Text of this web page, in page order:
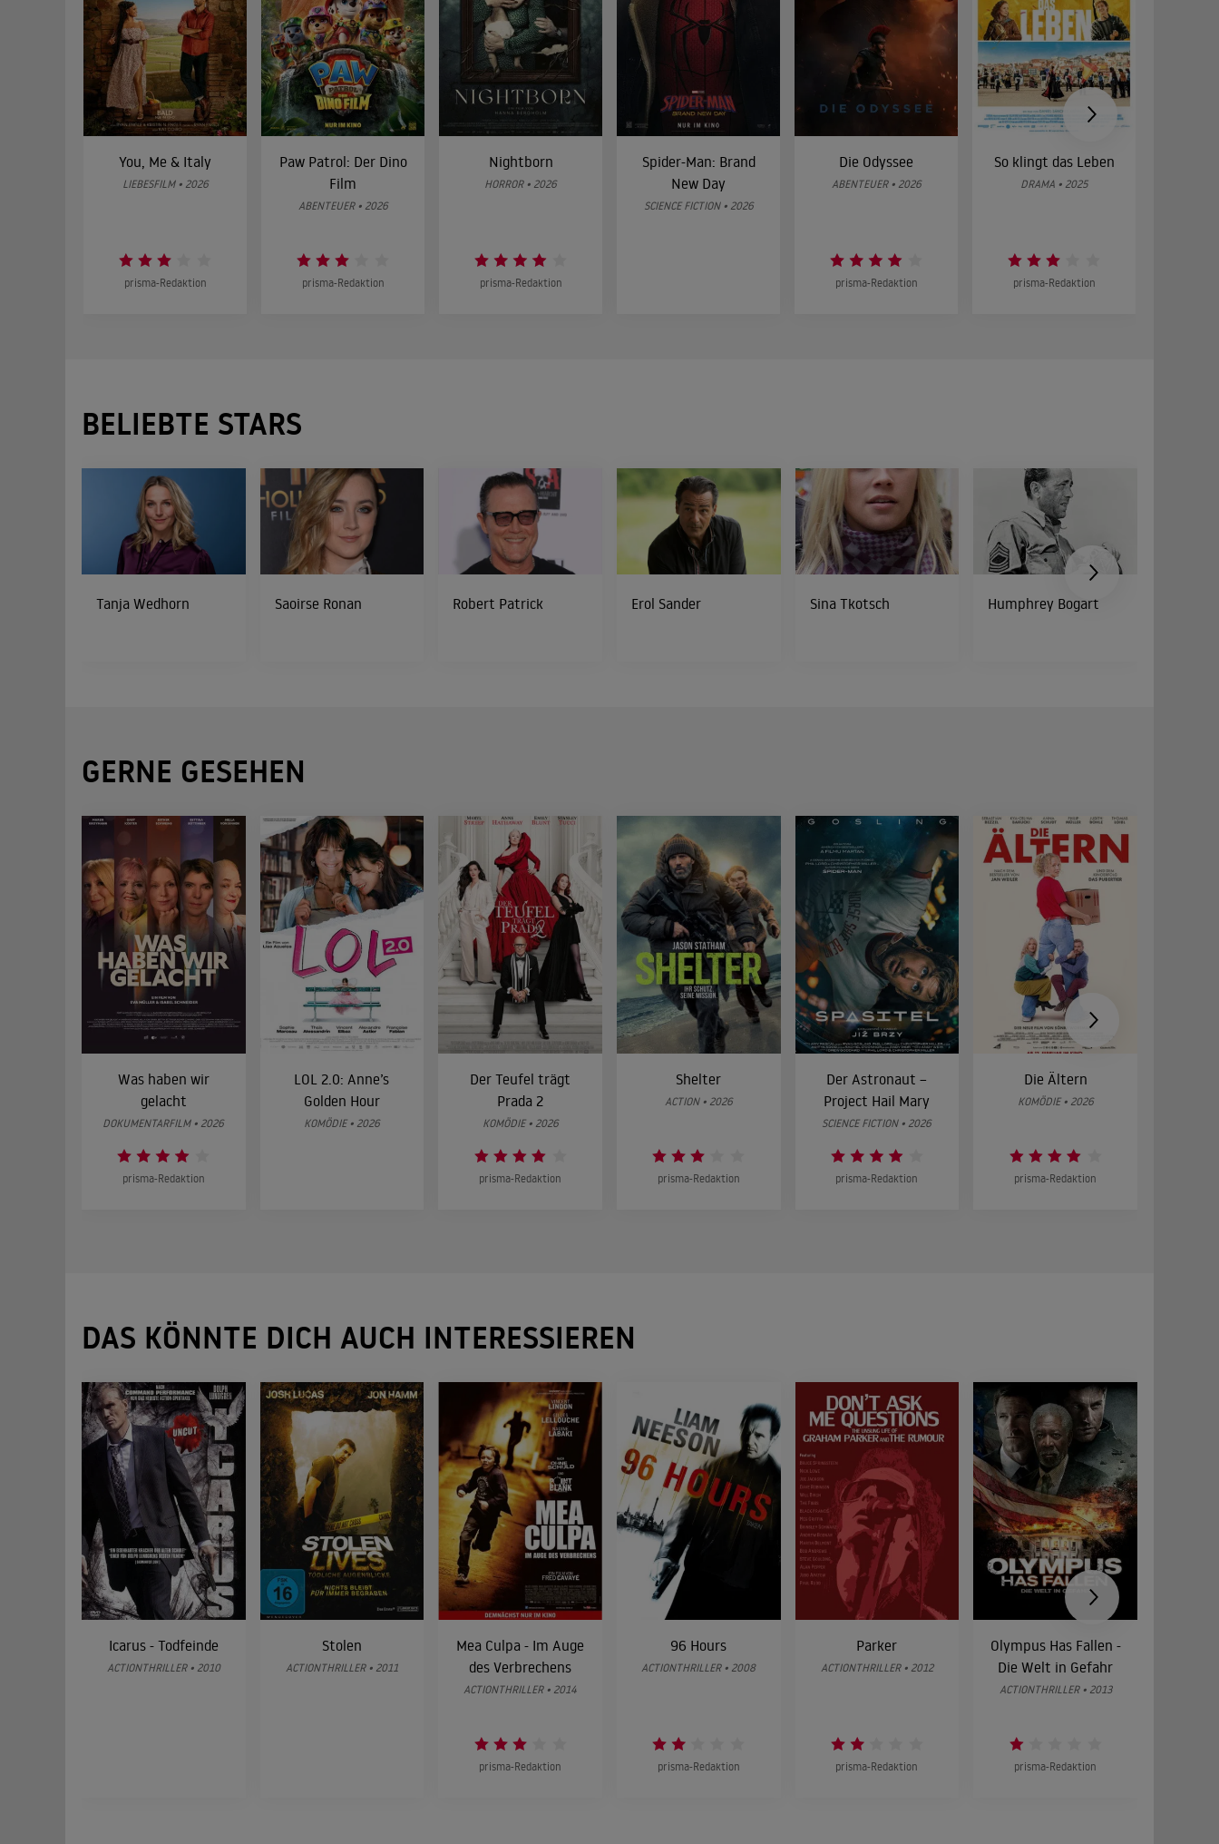
You, Me & Italy
LIEBESFILM • 2026
prisma-Redaktion
Paw Patrol: Der Dino
Film
ABENTEUER • 2026
prisma-Redaktion
Nightborn
HORROR • 2026
prisma-Redaktion
Spider-Man: Brand
New Day
SCIENCE FICTION • 2026
Die Odyssee
ABENTEUER • 2026
prisma-Redaktion
So klingt das Leben
DRAMA • 2025
prisma-Redaktion
BELIEBTE STARS
Tanja Wedhorn Saoirse Ronan Robert Patrick Erol Sander Sina Tkotsch Humphrey Bogart
GERNE GESEHEN
Was haben wir
gelacht
DOKUMENTARFILM • 2026
prisma-Redaktion
LOL 2.0: Anne’s
Golden Hour
KOMÖDIE • 2026
Der Teufel trägt
Prada 2
KOMÖDIE • 2026
prisma-Redaktion
Shelter
ACTION • 2026
prisma-Redaktion
Der Astronaut –
Project Hail Mary
SCIENCE FICTION • 2026
prisma-Redaktion
Die Ältern
KOMÖDIE • 2026
prisma-Redaktion
DAS KÖNNTE DICH AUCH INTERESSIEREN
Icarus - Todfeinde
ACTIONTHRILLER • 2010
Stolen
ACTIONTHRILLER • 2011
Mea Culpa - Im Auge
des Verbrechens
ACTIONTHRILLER • 2014
prisma-Redaktion
96 Hours
ACTIONTHRILLER • 2008
prisma-Redaktion
Parker
ACTIONTHRILLER • 2012
prisma-Redaktion
Olympus Has Fallen -
Die Welt in Gefahr
ACTIONTHRILLER • 2013
prisma-Redaktion